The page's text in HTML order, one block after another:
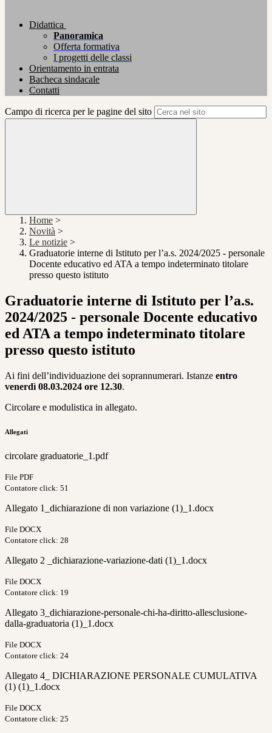
Didattica
Panoramica
Offerta formativa
I progetti delle classi
Orientamento in entrata
Bacheca sindacale
Contatti
Campo di ricerca per le pagine del sito
Home >
Novità >
Le notizie >
Graduatorie interne di Istituto per l’a.s. 2024/2025 - personale
Docente educativo ed ATA a tempo indeterminato titolare
presso questo istituto
Graduatorie interne di Istituto per l’a.s.
2024/2025 - personale Docente educativo
ed ATA a tempo indeterminato titolare
presso questo istituto
Ai fini dell’individuazione dei soprannumerari. Istanze entro
venerdì 08.03.2024 ore 12.30.
Circolare e modulistica in allegato.
Allegati
circolare graduatorie_1.pdf
File PDF
Contatore click: 51
Allegato 1_dichiarazione di non variazione (1)_1.docx
File DOCX
Contatore click: 28
Allegato 2 _dichiarazione-variazione-dati (1)_1.docx
File DOCX
Contatore click: 19
Allegato 3_dichiarazione-personale-chi-ha-diritto-allesclusione-
dalla-graduatoria (1)_1.docx
File DOCX
Contatore click: 24
Allegato 4_ DICHIARAZIONE PERSONALE CUMULATIVA
(1) (1)_1.docx
File DOCX
Contatore click: 25